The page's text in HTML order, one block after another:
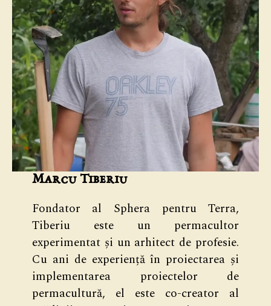
Marcu Tiberiu
Fondator al Sphera pentru Terra,
Tiberiu este un permacultor
experimentat și un arhitect de profesie.
Cu ani de experiență în proiectarea și
implementarea proiectelor de
permacultură, el este co-creator al